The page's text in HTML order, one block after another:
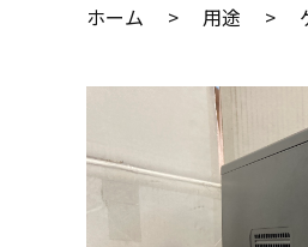
ホーム
> 用途 >